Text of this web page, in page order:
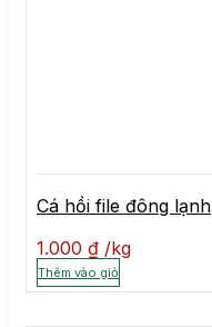
Cá hồi file đông lạnh
1.000 ₫ kg
Thêm vào giỏ